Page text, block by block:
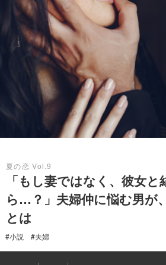
夏の恋 Vol.9
「もし妻ではなく、彼女と
ら…？」夫婦仲に悩む男が
とは
#小説 #夫婦